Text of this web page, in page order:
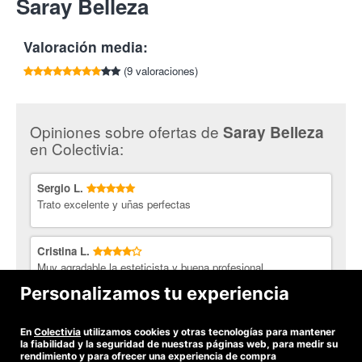
siempre guapa.
¡Manos y pies perfectos con Colectivia!
Cancelaciones con 24 horas de antelación o el cupón se
dará por validado.
En caso de querer manicura o pedicura francesa se abonará
un suplemento de 2€ por servicio en el centro.
Tlf:948 152 425
Saray Belleza
Valoración media:
(9 valoraciones)
Opiniones sobre ofertas de Saray Belleza
en Colectivia:
Sergio L.
Trato excelente y uñas perfectas
Cristina L.
Muy agradable la esteticista y buena profesional.
Muy buena profesional. Super atenta !
Personalizamos tu experiencia
En Colectivia utilizamos cookies y otras tecnologías para mantener
la fiabilidad y la seguridad de nuestras páginas web, para medir su
rendimiento y para ofrecer una experiencia de compra